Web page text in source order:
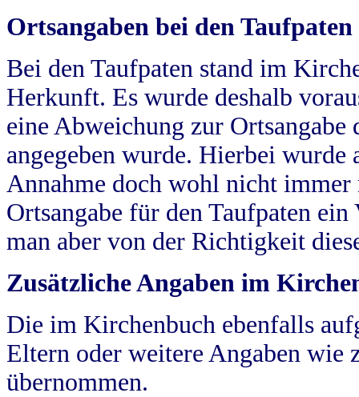
Ortsangaben bei den Taufpaten
Bei den Taufpaten stand im
Herkunft. Es wurde deshalb
eine Abweichung zur
angegeben wurde. Hierbei wurde
Annahme doch wohl nicht
Ortsangabe für den Taufpaten
man aber von der Richtigkeit
Zusätzliche Angaben im
Die im Kirchenbuch ebenfalls
Eltern oder weitere Angaben wie
übernommen.